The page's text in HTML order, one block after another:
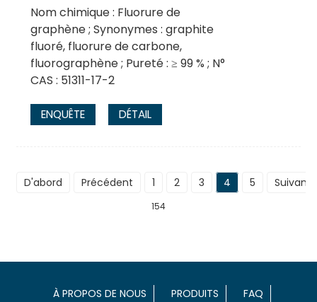
Nom chimique : Fluorure de
graphène ; Synonymes : graphite
fluoré, fluorure de carbone,
fluorographène ; Pureté : ≥ 99 % ; N°
CAS : 51311-17-2
ENQUÊTE DÉTAIL
D'abord Précédent 1 2 3 4 5 Suivant
154
À PROPOS DE NOUS PRODUITS
FAQ